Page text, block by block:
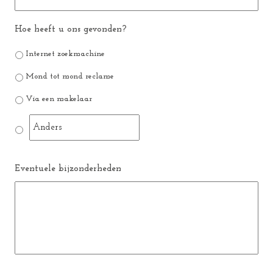
Hoe heeft u ons gevonden?
Internet zoekmachine
Mond tot mond reclame
Via een makelaar
Eventuele bijzonderheden